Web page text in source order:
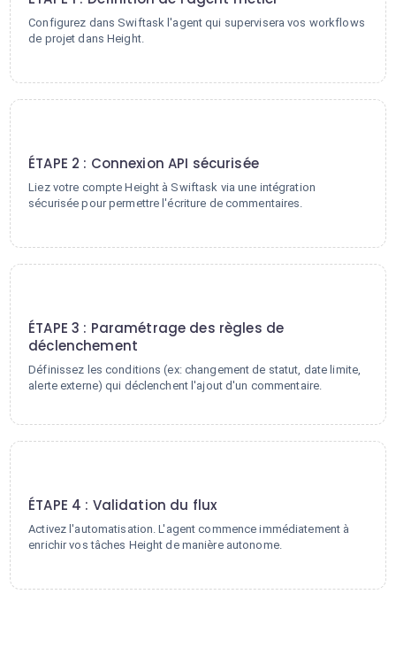
Configurez dans Swiftask l'agent qui supervisera vos workflows
de projet dans Height.
ÉTAPE 2 : Connexion API sécurisée
Liez votre compte Height à Swiftask via une intégration
sécurisée pour permettre l'écriture de commentaires.
ÉTAPE 3 : Paramétrage des règles de
déclenchement
Définissez les conditions (ex: changement de statut, date limite,
alerte externe) qui déclenchent l'ajout d'un commentaire.
ÉTAPE 4 : Validation du flux
Activez l'automatisation. L'agent commence immédiatement à
enrichir vos tâches Height de manière autonome.